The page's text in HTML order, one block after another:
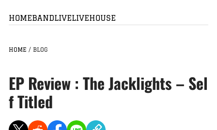
HOMEBANDLIVELIVEHOUSE
HOME / BLOG
EP Review : The Jacklights – Sel
f Titled